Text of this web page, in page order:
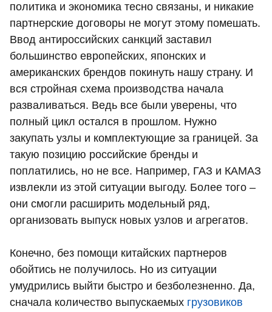
политика и экономика тесно связаны, и никакие
партнерские договоры не могут этому помешать.
Ввод антироссийских санкций заставил
большинство европейских, японских и
американских брендов покинуть нашу страну. И
вся стройная схема производства начала
разваливаться. Ведь все были уверены, что
полный цикл остался в прошлом. Нужно
закупать узлы и комплектующие за границей. За
такую позицию российские бренды и
поплатились, но не все. Например, ГАЗ и КАМАЗ
извлекли из этой ситуации выгоду. Более того –
они смогли расширить модельный ряд,
организовать выпуск новых узлов и агрегатов.
Конечно, без помощи китайских партнеров
обойтись не получилось. Но из ситуации
умудрились выйти быстро и безболезненно. Да,
сначала количество выпускаемых грузовиков